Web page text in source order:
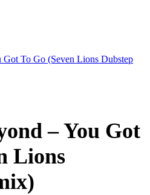
To Go (Seven Lions Dubstep
– You Got
Lions